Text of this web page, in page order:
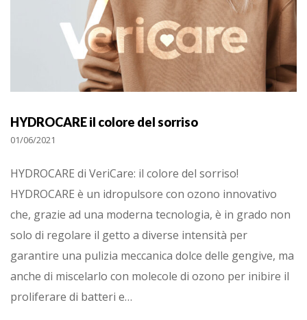
HYDROCARE il colore del sorriso
01/06/2021
HYDROCARE di VeriCare: il colore del sorriso!
HYDROCARE è un idropulsore con ozono innovativo
che, grazie ad una moderna tecnologia, è in grado non
solo di regolare il getto a diverse intensità per
garantire una pulizia meccanica dolce delle gengive, ma
anche di miscelarlo con molecole di ozono per inibire il
proliferare di batteri e…